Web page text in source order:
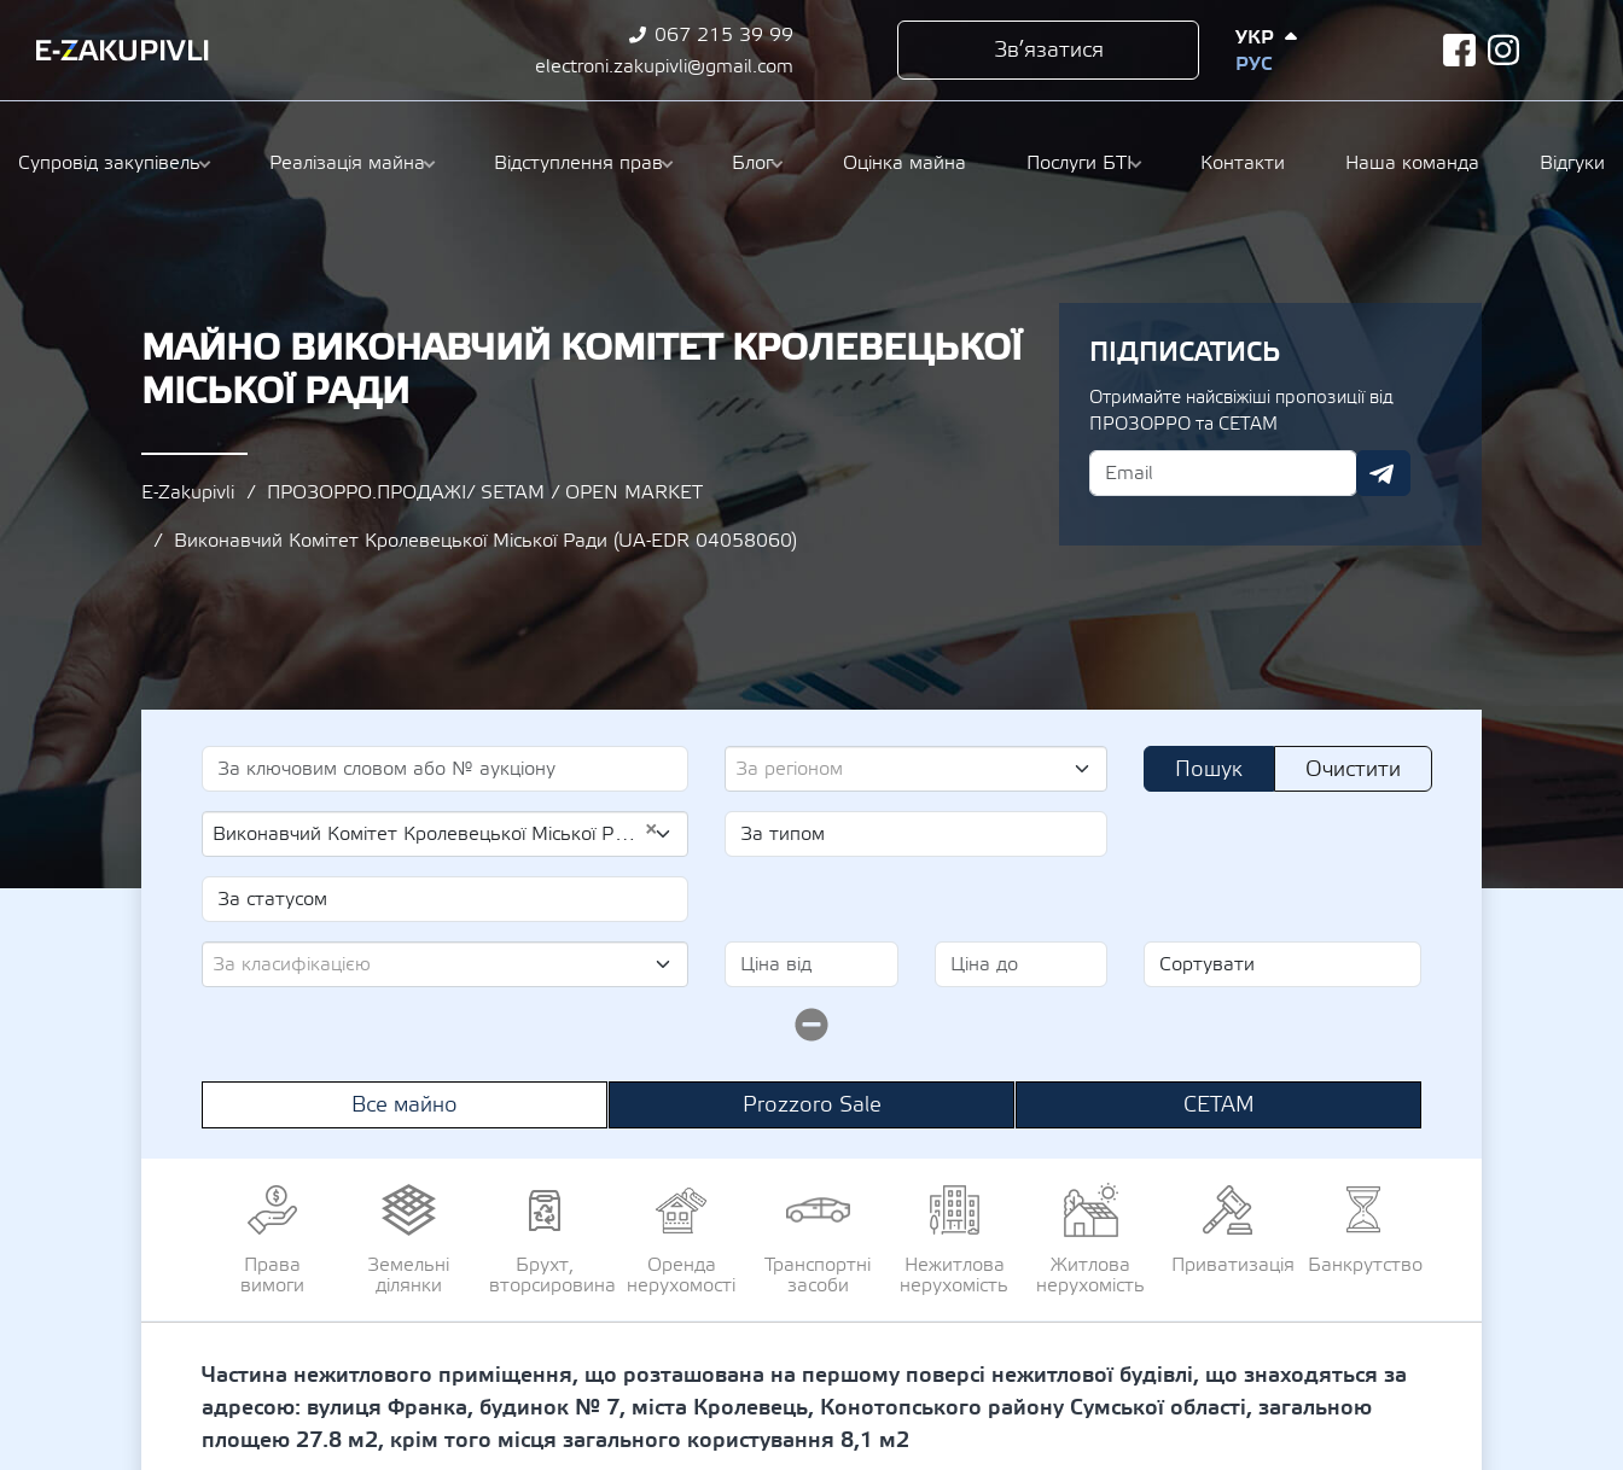
067 215 39 99
electroni.zakupivli@gmail.com
Зв’язатися
УКР
РУС
facebookinstagram
Супровід закупівель Реалізація майна Відступлення прав Блог Оцінка майна Послуги БТІ Контакти Наша команда Відгуки
МАЙНО ВИКОНАВЧИЙ КОМІТЕТ КРОЛЕВЕЦЬКОЇ
МІСЬКОЇ РАДИ
E-Zakupivli
ПРОЗОРРО.ПРОДАЖІ/ SETAM / OPEN MARKET
Виконавчий Комітет Кролевецької Міської Ради (UA-EDR 04058060)
ПІДПИСАТИСЬ
Отримайте найсвіжіші пропозиції від
ПРОЗОРРО та СЕТАМ
За регіоном Пошук Очистити
×
Виконавчий Комітет Кролевецької Міської Ради (UA-EDR 04058060)
За класифікацією
Все майно Prozzoro Sale СЕТАМ
Права
вимоги
Земельні
ділянки
Брухт,
вторсировина
Оренда
нерухомості
Транспортні
засоби
Нежитлова
нерухомість
Житлова
нерухомість
Приватизація Банкрутство
Частина нежитлового приміщення, що розташована на першому поверсі нежитлової будівлі, що знаходяться за
адресою: вулиця Франка, будинок № 7, міста Кролевець, Конотопського району Сумської області, загальною
площею 27.8 м2, крім того місця загального користування 8,1 м2